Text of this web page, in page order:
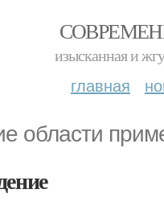
изысканная и
главная
области